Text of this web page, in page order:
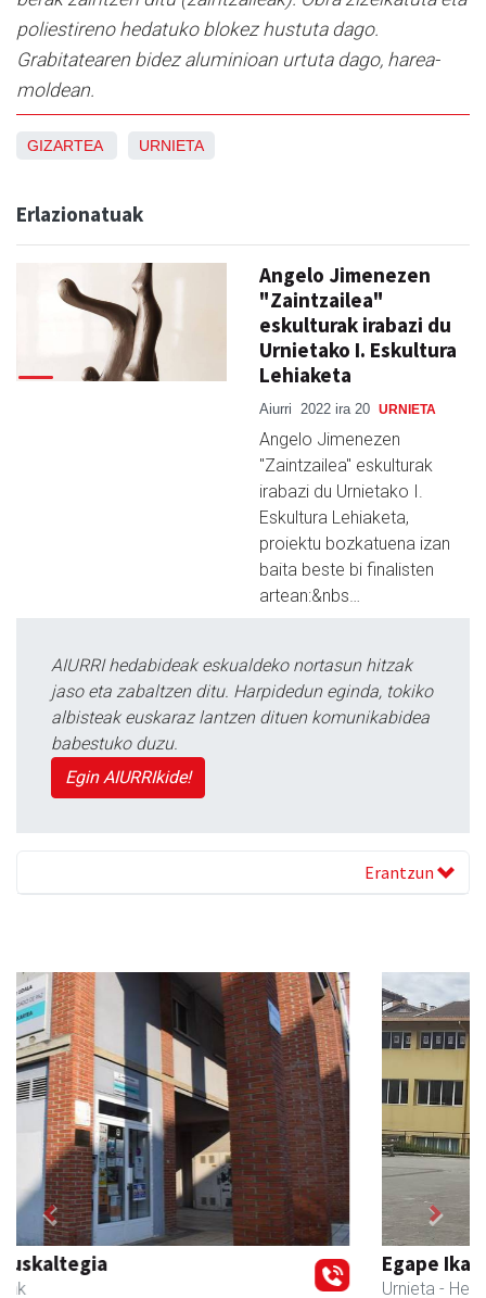
poliestireno hedatuko blokez hustuta dago.
Grabitatearen bidez aluminioan urtuta dago, harea-
moldean.
GIZARTEA URNIETA
Erlazionatuak
Angelo Jimenezen
"Zaintzailea"
eskulturak irabazi du
Urnietako I. Eskultura
Lehiaketa
Aiurri 2022 ira 20 URNIETA
Angelo Jimenezen
"Zaintzailea" eskulturak
irabazi du Urnietako I.
Eskultura Lehiaketa,
proiektu bozkatuena izan
baita beste bi finalisten
artean:&nbs…
AIURRI hedabideak eskualdeko nortasun hitzak
jaso eta zabaltzen ditu. Harpidedun eginda, tokiko
albisteak euskaraz lantzen dituen komunikabidea
babestuko duzu.
Egin AIURRIkide!
Erantzun
Egape Ikastola
Urnieta
Previous Next